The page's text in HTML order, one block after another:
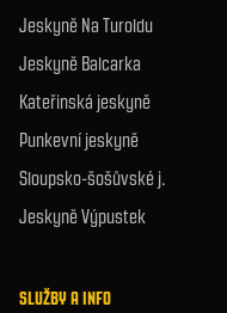
Jeskyně Na Turoldu
Jeskyně Balcarka
Kateřinská jeskyně
Punkevní jeskyně
Sloupsko-šošůvské j.
Jeskyně Výpustek
SLUŽBY A INFO